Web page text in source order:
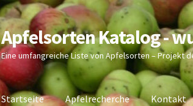
Zur
Navigation
springen
Zum
Inhalt
springen
Apfelsorten Katalog -
Eine umfangreiche Liste von Apfelsorten – Projekt
Startseite Apfelrecherche Kontakt